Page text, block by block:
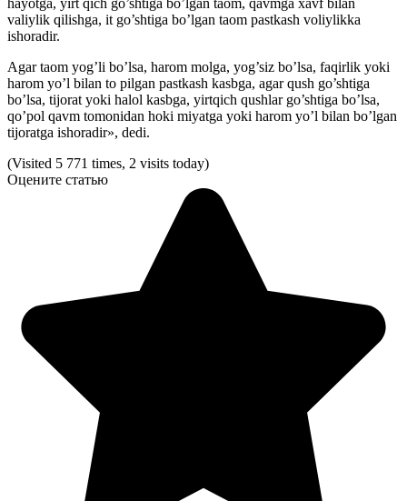
valiylik qilishga, it go’shtiga bo’lgan taom pastkash voliylikka
ishoradir.
Agar taom yog’li bo’lsa, harom molga, yog’siz bo’lsa, faqirlik yoki
harom yo’l bilan to pilgan pastkash kasbga, agar qush go’shtiga
bo’lsa, tijorat yoki halol kasbga, yirtqich qushlar go’shtiga bo’lsa,
qo’pol qavm tomonidan hoki miyatga yoki harom yo’l bilan bo’lgan
tijoratga ishoradir», dedi.
(Visited 5 771 times, 2 visits today)
Оцените статью